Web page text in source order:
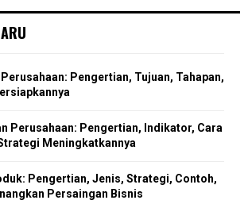
C
Pengertian, Tujuan, Tahapan,
Perusahaan: Pengertian, Indikator, Cara
Meningkatkannya
Pengertian, Jenis, Strategi, Contoh,
Persaingan Bisnis